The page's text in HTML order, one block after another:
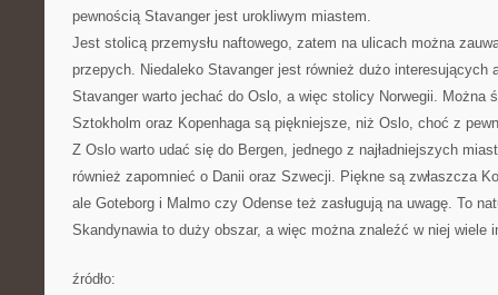
pewnością Stavanger jest urokliwym miastem.
Jest stolicą przemysłu naftowego, zatem na ulicach można
przepych. Niedaleko Stavanger jest również dużo interesujących
Stavanger warto jechać do Oslo, a więc stolicy Norwegii. Można
Sztokholm oraz Kopenhaga są piękniejsze, niż Oslo, choć z
Z Oslo warto udać się do Bergen, jednego z najładniejszych
również zapomnieć o Danii oraz Szwecji. Piękne są zwłaszcza
ale Goteborg i Malmo czy Odense też zasługują na uwagę. To
Skandynawia to duży obszar, a więc można znaleźć w niej wiele
źródło: